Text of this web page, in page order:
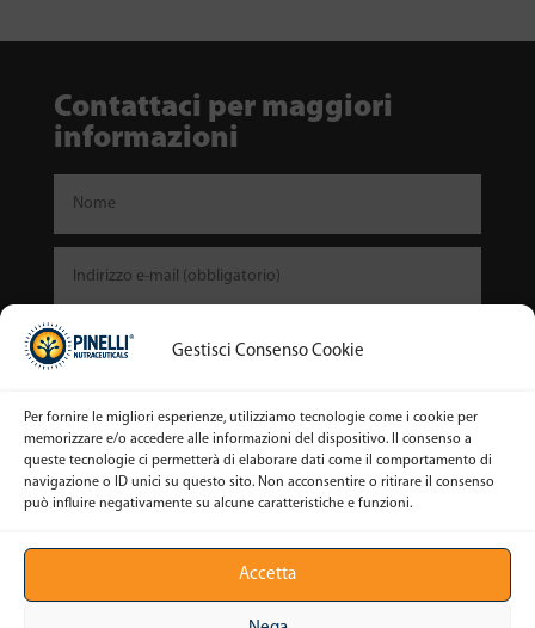
Gestisci Consenso Cookie
Per fornire le migliori esperienze, utilizziamo tecnologie come i cookie per
memorizzare e/o accedere alle informazioni del dispositivo. Il consenso a
queste tecnologie ci permetterà di elaborare dati come il comportamento di
navigazione o ID unici su questo sito. Non acconsentire o ritirare il consenso
può influire negativamente su alcune caratteristiche e funzioni.
Accetta
Contattaci per maggiori
informazioni